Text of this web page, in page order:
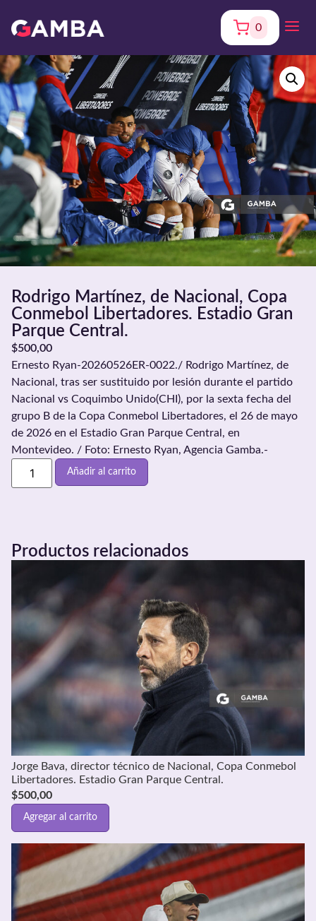
0
Rodrigo Martínez, de Nacional, Copa
Conmebol Libertadores. Estadio Gran
Parque Central.
$500,00
Ernesto Ryan-20260526ER-0022./ Rodrigo Martínez, de
Nacional, tras ser sustituido por lesión durante el partido
Nacional vs Coquimbo Unido(CHI), por la sexta fecha del
grupo B de la Copa Conmebol Libertadores, el 26 de mayo
de 2026 en el Estadio Gran Parque Central, en
Montevideo. / Foto: Ernesto Ryan, Agencia Gamba.-
Añadir al carrito
Productos relacionados
Jorge Bava, director técnico de Nacional, Copa Conmebol
Libertadores. Estadio Gran Parque Central.
$500,00
Agregar al carrito